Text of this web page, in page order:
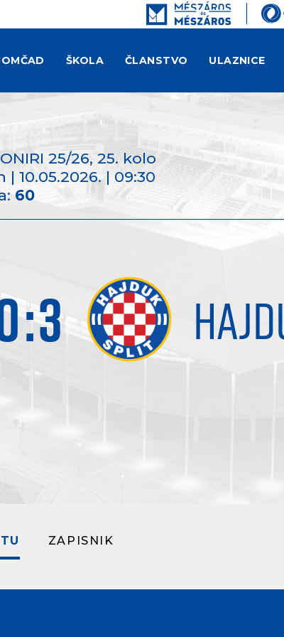
ŠKOLA ČLANSTVO ULAZNICE
25/26, 25. kolo
10.05.2026. | 09:30
60
:3
ZAPISNIK